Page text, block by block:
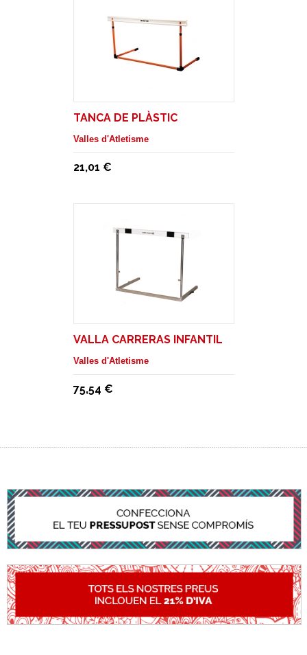
TANCA DE PLÀSTIC
Valles d'Atletisme
21,01 €
VALLA CARRERAS INFANTIL
Valles d'Atletisme
75,54 €